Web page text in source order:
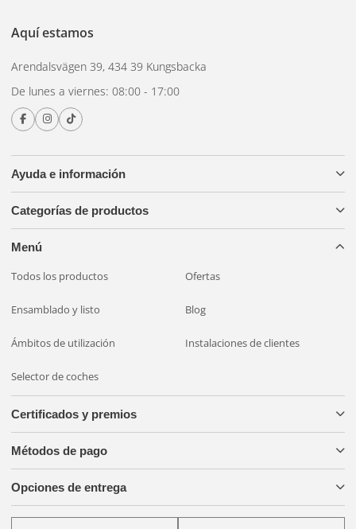
Adecuado para instalaciones de iluminación tanto
pequeñas como grandes con una potencia máxima de
Este paquete de productos es la solución definitiva para
quienes buscan luces auxiliares de alta calidad, fácil
Tanto si desea aumentar la seguridad vial, mejorar la
vehículo, este paquete incluye todo lo necesario. ¡Disfrute de
auxiliares LED OZZ XR2 P9”, el sistema de montaje
Ayuda e información
Categorías de productos
Menú
Todos los productos Ofertas
Ensamblado y listo Blog
Ámbitos de utilización Instalaciones de clientes
Selector de coches
Aquí estamos
Arendalsvägen 39, 434 39 Kungsbacka
De lunes a viernes: 08:00 - 17:00
Certificados y premios
Métodos de pago
Opciones de entrega